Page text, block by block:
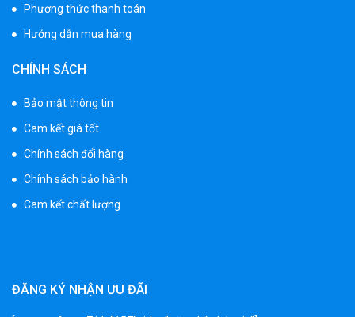
Phương thức thanh toán
Hướng dẫn mua hàng
CHÍNH SÁCH
Bảo mật thông tin
Cam kết giá tốt
Chính sách đổi hàng
Chính sách bảo hành
Cam kết chất lượng
ĐĂNG KÝ NHẬN ƯU ĐÃI